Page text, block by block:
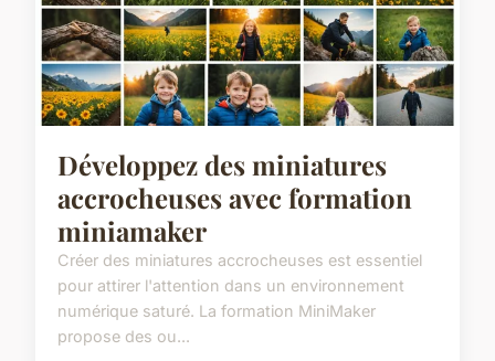
Développez des miniatures
accrocheuses avec formation
miniamaker
Créer des miniatures accrocheuses est essentiel
pour attirer l'attention dans un environnement
numérique saturé. La formation MiniMaker
propose des ou...